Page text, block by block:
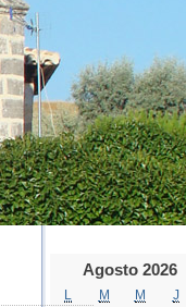
Agosto 2026
M M J